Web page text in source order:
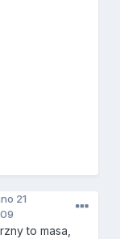
21
to masa,